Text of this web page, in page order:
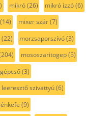
mikró(26) mikró izzó(6)
(14) mixer szár(7)
(22) morzsaporszívó(3)
mososzaritogep(5)
(3)
leeresztő szivattyú(6)
(9)